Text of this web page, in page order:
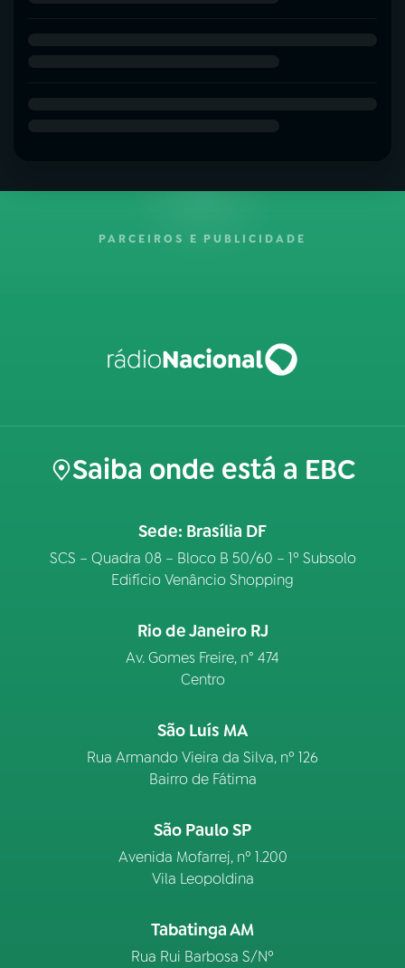
PARCEIROS E PUBLICIDADE
Saiba onde está a EBC
Sede: Brasília DF
SCS – Quadra 08 – Bloco B 50/60 – 1º Subsolo
Edifício Venâncio Shopping
Rio de Janeiro RJ
Av. Gomes Freire, n° 474
Centro
São Luís MA
Rua Armando Vieira da Silva, nº 126
Bairro de Fátima
São Paulo SP
Avenida Mofarrej, nº 1.200
Vila Leopoldina
Tabatinga AM
Rua Rui Barbosa S/Nº